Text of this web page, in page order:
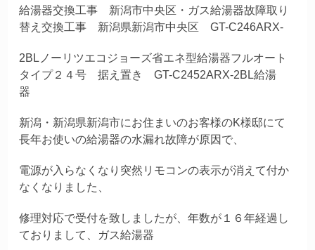
給湯器交換工事 新潟市中央区・ガス給湯器故障取り
替え交換工事 新潟県新潟市中央区 GT-C246ARX-
2BLノーリツエコジョーズ省エネ型給湯器フルオート
タイプ２４号 据え置き GT-C2452ARX-2BL給湯
器
新潟・新潟県新潟市にお住まいのお客様のK様邸にて
長年お使いの給湯器の水漏れ故障が原因で、
電源が入らなくなり突然リモコンの表示が消え て付か
なくなりました、
修理対応で受付を致しましたが、年数が１６年経過し
ておりまして、
ガス給湯器